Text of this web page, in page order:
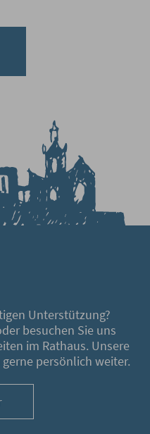
Unterstützung?
besuchen Sie uns
im Rathaus. Unsere
persönlich weiter.